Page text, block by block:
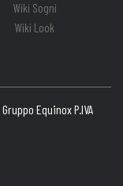
Wiki Sogni
Wiki Look
Gruppo Equinox P.IVA